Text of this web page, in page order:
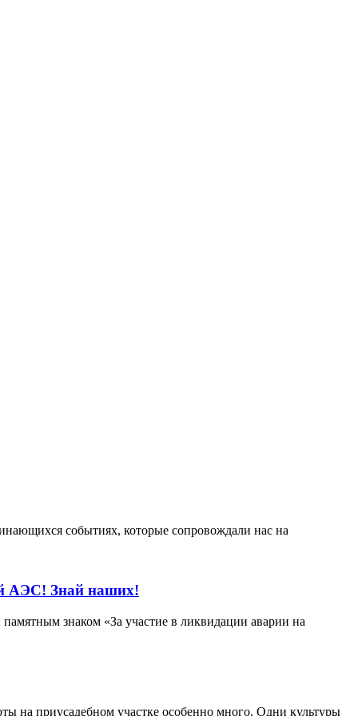
событиях, которые сопровождали нас на
АЭС! Знай наших!
знаком «За участие в ликвидации аварии на
на приусадебном участке особенно много. Одни культуры